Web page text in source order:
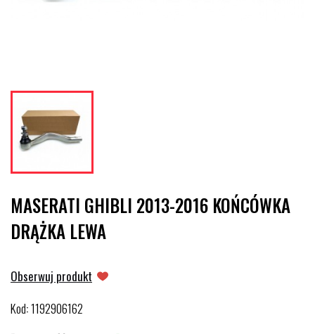
MASERATI GHIBLI 2013-2016 KOŃCÓWKA
DRĄŻKA LEWA
Obserwuj produkt
Kod:1192906162